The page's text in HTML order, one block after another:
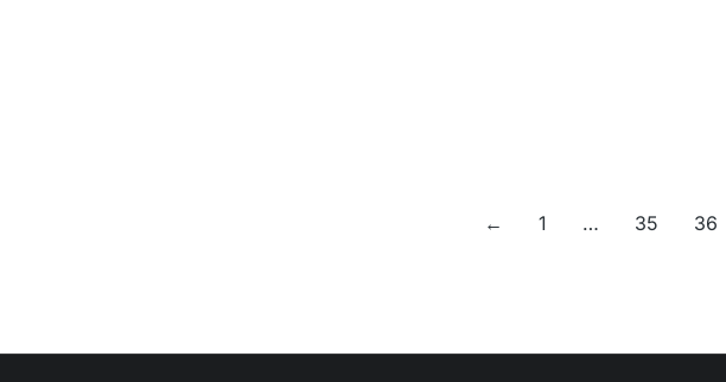
← 1 … 35 36